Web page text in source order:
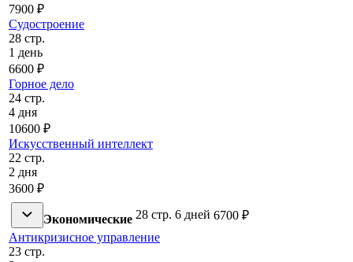
7900 ₽
Судостроение
28 стр.
1 день
6600 ₽
Горное дело
24 стр.
4 дня
10600 ₽
Искусственный интеллект
22 стр.
2 дня
3600 ₽
Экономические 28 стр. 6 дней 6700 ₽
Антикризисное управление
23 стр.